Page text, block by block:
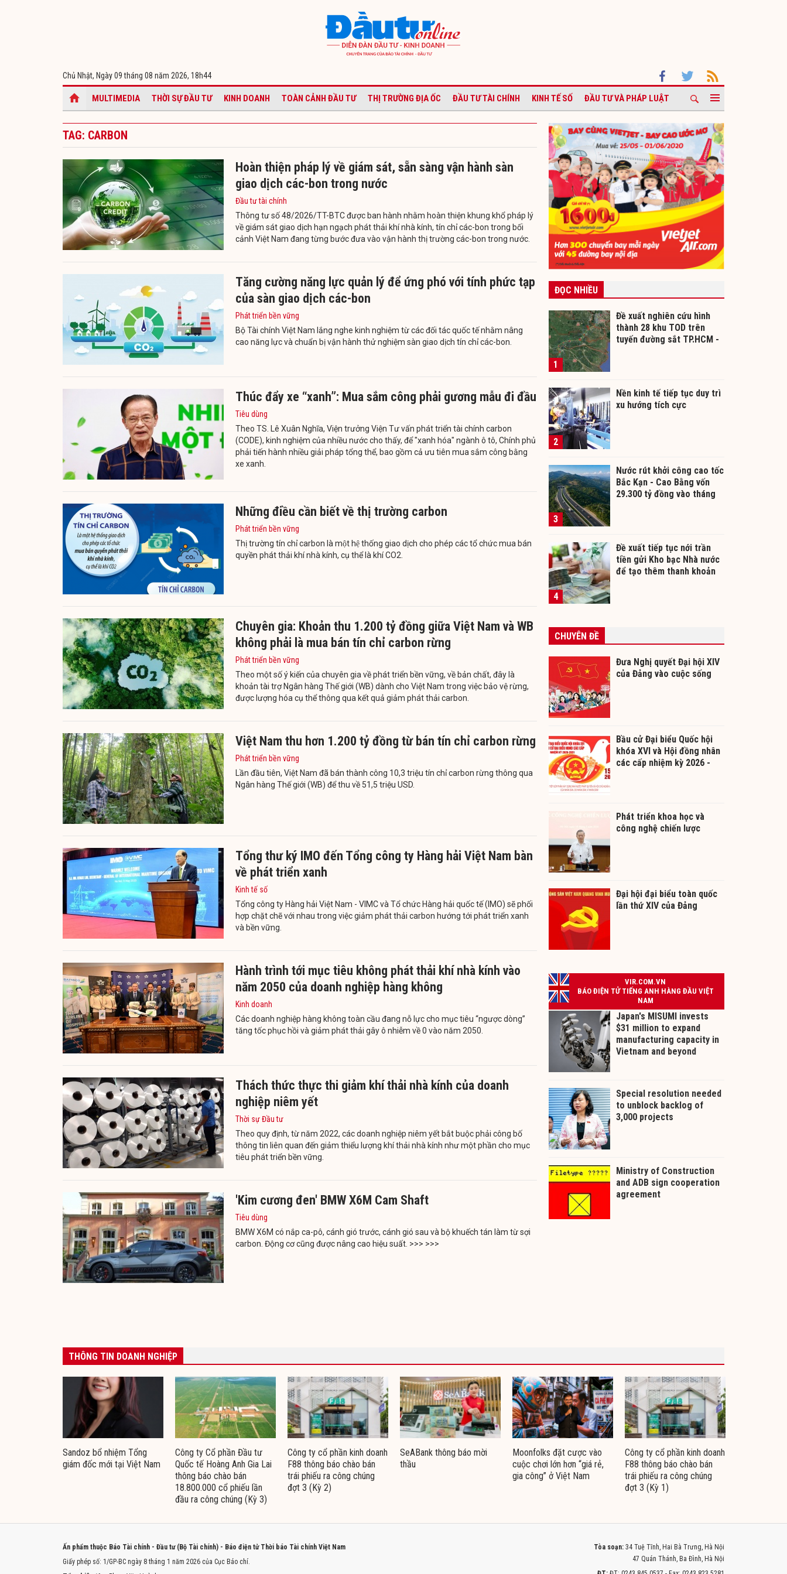
Chủ Nhật, Ngày 09 tháng 08 năm 2026, 18h44
MULTIMEDIA THỜI SỰ ĐẦU TƯ KINH DOANH TOÀN CẢNH ĐẦU TƯ THỊ TRƯỜNG ĐỊA ỐC ĐẦU TƯ TÀI CHÍNH KINH TẾ SỐ ĐẦU TƯ VÀ PHÁP LUẬT
TAG: CARBON
Hoàn thiện pháp lý về giám sát, sẵn sàng vận hành sàn
giao dịch các-bon trong nước
Đầu tư tài chính
Thông tư số 48/2026/TT-BTC được ban hành nhằm hoàn thiện khung khổ pháp lý
về giám sát giao dịch hạn ngạch phát thải khí nhà kính, tín chỉ các-bon trong bối
cảnh Việt Nam đang từng bước đưa vào vận hành thị trường các-bon trong nước.
Tăng cường năng lực quản lý để ứng phó với tính phức tạp
của sàn giao dịch các-bon
Phát triển bền vững
Bộ Tài chính Việt Nam lắng nghe kinh nghiệm từ các đối tác quốc tế nhằm nâng
cao năng lực và chuẩn bị vận hành thử nghiệm sàn giao dịch tín chỉ các-bon.
Thúc đẩy xe “xanh”: Mua sắm công phải gương mẫu đi đầu
Tiêu dùng
Theo TS. Lê Xuân Nghĩa, Viện trưởng Viện Tư vấn phát triển tài chính carbon
(CODE), kinh nghiệm của nhiều nước cho thấy, để "xanh hóa" ngành ô tô, Chính phủ
phải tiến hành nhiều giải pháp tổng thể, bao gồm cả ưu tiên mua sắm công bằng
xe xanh.
Những điều cần biết về thị trường carbon
Phát triển bền vững
Thị trường tín chỉ carbon là một hệ thống giao dịch cho phép các tổ chức mua bán
quyền phát thải khí nhà kính, cụ thể là khí CO2.
Chuyên gia: Khoản thu 1.200 tỷ đồng giữa Việt Nam và WB
không phải là mua bán tín chỉ carbon rừng
Phát triển bền vững
Theo một số ý kiến của chuyên gia về phát triển bền vững, về bản chất, đây là
khoản tài trợ Ngân hàng Thế giới (WB) dành cho Việt Nam trong việc bảo vệ rừng,
được lượng hóa cụ thể thông qua kết quả giảm phát thải carbon.
Việt Nam thu hơn 1.200 tỷ đồng từ bán tín chỉ carbon rừng
Phát triển bền vững
Lần đầu tiên, Việt Nam đã bán thành công 10,3 triệu tín chỉ carbon rừng thông qua
Ngân hàng Thế giới (WB) để thu về 51,5 triệu USD.
Tổng thư ký IMO đến Tổng công ty Hàng hải Việt Nam bàn
về phát triển xanh
Kinh tế số
Tổng công ty Hàng hải Việt Nam - VIMC và Tổ chức Hàng hải quốc tế (IMO) sẽ phối
hợp chặt chẽ với nhau trong việc giảm phát thải carbon hướng tới phát triển xanh
và bền vững.
Hành trình tới mục tiêu không phát thải khí nhà kính vào
năm 2050 của doanh nghiệp hàng không
Kinh doanh
Các doanh nghiệp hàng không toàn cầu đang nỗ lực cho mục tiêu “ngược dòng”
tăng tốc phục hồi và giảm phát thải gây ô nhiễm về 0 vào năm 2050.
Thách thức thực thi giảm khí thải nhà kính của doanh
nghiệp niêm yết
Thời sự Đầu tư
Theo quy định, từ năm 2022, các doanh nghiệp niêm yết bắt buộc phải công bố
thông tin liên quan đến giảm thiểu lượng khí thải nhà kính như một phần cho mục
tiêu phát triển bền vững.
'Kim cương đen' BMW X6M Cam Shaft
Tiêu dùng
BMW X6M có nắp ca-pô, cánh gió trước, cánh gió sau và bộ khuếch tán làm từ sợi
carbon. Động cơ cũng được nâng cao hiệu suất. >>> >>>
ĐỌC NHIỀU
1
Đề xuất nghiên cứu hình
thành 28 khu TOD trên
tuyến đường sắt TP.HCM -
2
Nền kinh tế tiếp tục duy trì
xu hướng tích cực
3
Nước rút khởi công cao tốc
Bắc Kạn - Cao Bằng vốn
29.300 tỷ đồng vào tháng
4
Đề xuất tiếp tục nới trần
tiền gửi Kho bạc Nhà nước
để tạo thêm thanh khoản
CHUYÊN ĐỀ
Đưa Nghị quyết Đại hội XIV
của Đảng vào cuộc sống
Bầu cử Đại biểu Quốc hội
khóa XVI và Hội đồng nhân
các cấp nhiệm kỳ 2026 -
Phát triển khoa học và
công nghệ chiến lược
Đại hội đại biểu toàn quốc
lần thứ XIV của Đảng
THÔNG TIN DOANH NGHIỆP
Sandoz bổ nhiệm Tổng
giám đốc mới tại Việt Nam
Công ty Cổ phần Đầu tư
Quốc tế Hoàng Anh Gia Lai
thông báo chào bán
18.800.000 cổ phiếu lần
đầu ra công chúng (Kỳ 3)
Công ty cổ phần kinh doanh
F88 thông báo chào bán
trái phiếu ra công chúng
đợt 3 (Kỳ 2)
SeABank thông báo mời
thầu
Moonfolks đặt cược vào
cuộc chơi lớn hơn “giá rẻ,
gia công” ở Việt Nam
Công ty cổ phần kinh doanh
F88 thông báo chào bán
trái phiếu ra công chúng
đợt 3 (Kỳ 1)
Ấn phẩm thuộc Báo Tài chính - Đầu tư (Bộ Tài chính) - Báo điện tử Thời báo Tài chính Việt Nam
Giấy phép số: 1/GP-BC ngày 8 tháng 1 năm 2026 của Cục Báo chí.
Tòa soạn: 34 Tuệ Tĩnh, Hai Bà Trưng, Hà Nội
47 Quán Thánh, Ba Đình, Hà Nội